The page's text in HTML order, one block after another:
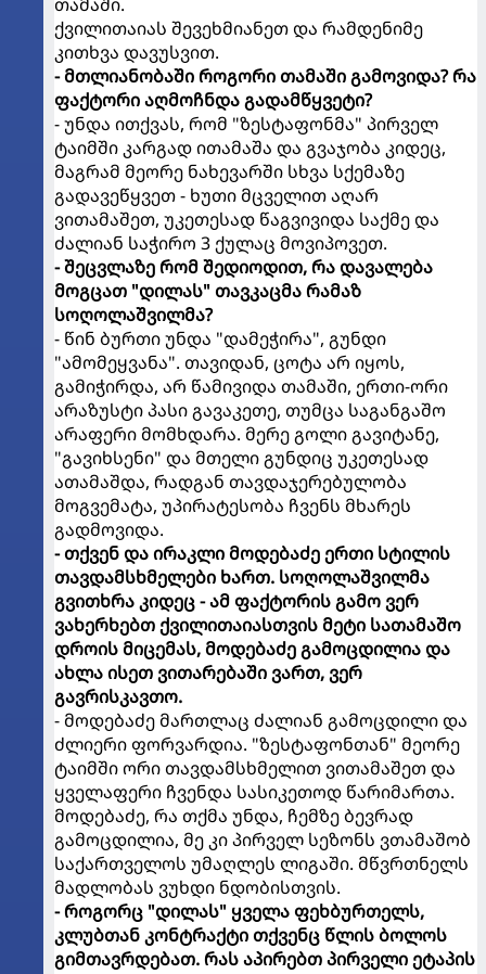
ქვილითაიას შევეხმიანეთ და რამდენიმე
კითხვა დავუსვით.
- მთლიანობაში როგორი თამაში გამოვიდა? რა
ფაქტორი აღმოჩნდა გადამწყვეტი?
- უნდა ითქვას, რომ "ზესტაფონმა" პირველ
ტაიმში კარგად ითამაშა და გვაჯობა კიდეც,
მაგრამ მეორე ნახევარში სხვა სქემაზე
გადავეწყვეთ - ხუთი მცველით აღარ
ვითამაშეთ, უკეთესად წაგვივიდა საქმე და
ძალიან საჭირო 3 ქულაც მოვიპოვეთ.
- შეცვლაზე რომ შედიოდით, რა დავალება
მოგცათ "დილას" თავკაცმა რამაზ
სოღოლაშვილმა?
- წინ ბურთი უნდა "დამეჭირა", გუნდი
"ამომეყვანა". თავიდან, ცოტა არ იყოს,
გამიჭირდა, არ წამივიდა თამაში, ერთი-ორი
არაზუსტი პასი გავაკეთე, თუმცა საგანგაშო
არაფერი მომხდარა. მერე გოლი გავიტანე,
"გავიხსენი" და მთელი გუნდიც უკეთესად
ათამაშდა, რადგან თავდაჯერებულობა
მოგვემატა, უპირატესობა ჩვენს მხარეს
გადმოვიდა.
- თქვენ და ირაკლი მოდებაძე ერთი სტილის
თავდამსხმელები ხართ. სოღოლაშვილმა
გვითხრა კიდეც - ამ ფაქტორის გამო ვერ
ვახერხებთ ქვილითაიასთვის მეტი სათამაშო
დროის მიცემას, მოდებაძე გამოცდილია და
ახლა ისეთ ვითარებაში ვართ, ვერ
გავრისკავთო.
- მოდებაძე მართლაც ძალიან გამოცდილი და
ძლიერი ფორვარდია. "ზესტაფონთან" მეორე
ტაიმში ორი თავდამსხმელით ვითამაშეთ და
ყველაფერი ჩვენდა სასიკეთოდ წარიმართა.
მოდებაძე, რა თქმა უნდა, ჩემზე ბევრად
გამოცდილია, მე კი პირველ სეზონს ვთამაშობ
საქართველოს უმაღლეს ლიგაში. მწვრთნელს
მადლობას ვუხდი ნდობისთვის.
- როგორც "დილას" ყველა ფეხბურთელს,
კლუბთან კონტრაქტი თქვენც წლის ბოლოს
გიმთავრდებათ. რას აპირებთ პირველი ეტაპის